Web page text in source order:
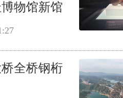
物馆新馆
全桥钢桁